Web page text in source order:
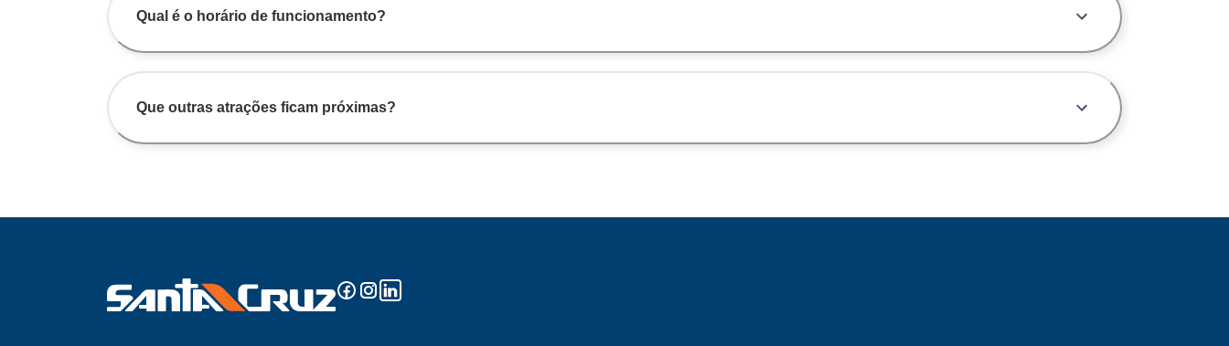
Qual é o horário de funcionamento?
Que outras atrações ficam próximas?